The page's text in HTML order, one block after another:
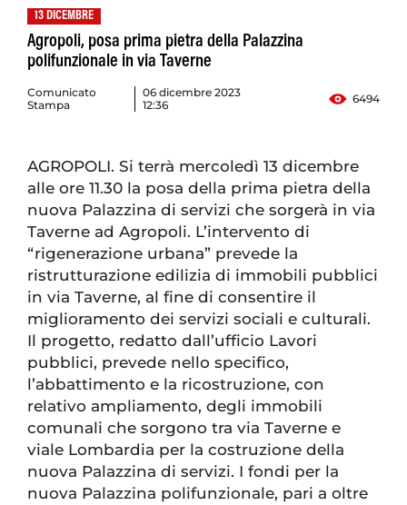
13 DICEMBRE
Agropoli, posa prima pietra della Palazzina
polifunzionale in via Taverne
Comunicato
Stampa
06 dicembre 2023
12:36
6494
AGROPOLI. Si terrà mercoledì 13 dicembre
alle ore 11.30 la posa della prima pietra della
nuova Palazzina di servizi che sorgerà in via
Taverne ad Agropoli. L’intervento di
“rigenerazione urbana” prevede la
ristrutturazione edilizia di immobili pubblici
in via Taverne, al fine di consentire il
miglioramento dei servizi sociali e culturali.
Il progetto, redatto dall’ufficio Lavori
pubblici, prevede nello specifico,
l’abbattimento e la ricostruzione, con
relativo ampliamento, degli immobili
comunali che sorgono tra via Taverne e
viale Lombardia per la costruzione della
nuova Palazzina di servizi. I fondi per la
nuova Palazzina polifunzionale, pari a oltre